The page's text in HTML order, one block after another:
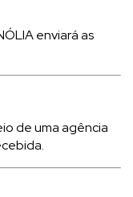
enviará as
de uma agência